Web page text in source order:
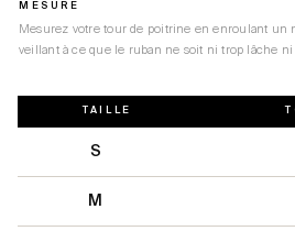
MESURE
Mesurez votre tour de poitrine en enroulant un
veillant à ce que le ruban ne soit ni trop lâche ni
TAILLE
S
M